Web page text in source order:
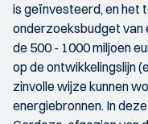
is geïnvesteerd, en het
onderzoeksbudget van
de 500 - 1000 miljoen
op de ontwikkelingslijn
zinvolle wijze kunnen
energiebronnen. In